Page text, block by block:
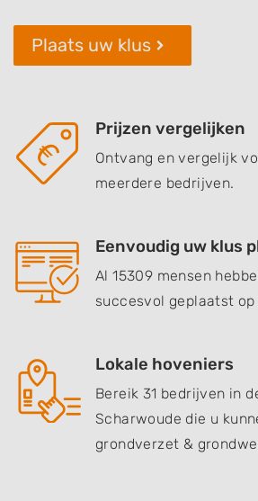
Plaats uw klus
Prijzen vergelijken
Ontvang en vergelijk
meerdere bedrijven.
Eenvoudig uw klus
Al 15309 mensen
succesvol geplaatst op
Lokale hoveniers
Bereik 31 bedrijven in
Scharwoude die u
grondverzet &